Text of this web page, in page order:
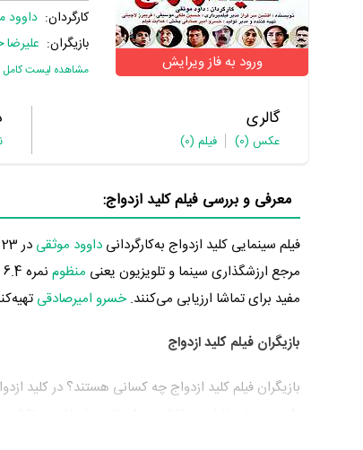
ورود به فاز ویرایش
کارگردان: داوود
بازیگران:
مشاهده لیست کامل
گالری
عکس (0) فیلم (0)
معرفی و بررسی فیلم کلید ازدواج:
فیلم سینمایی کلید ازدواج به‌کارگردانی داوود موثقی
مرجع ارزشگذاری سینما و تلویزیون یعنی منظوم
مفید برای تماشا ارزیابی می‌کنند.خسرو امیرصادقی
بازیگران فیلم کلید ازدواج
بازیگران فیلم کلید ازدواج چه کسانی هستند؟ در کلید